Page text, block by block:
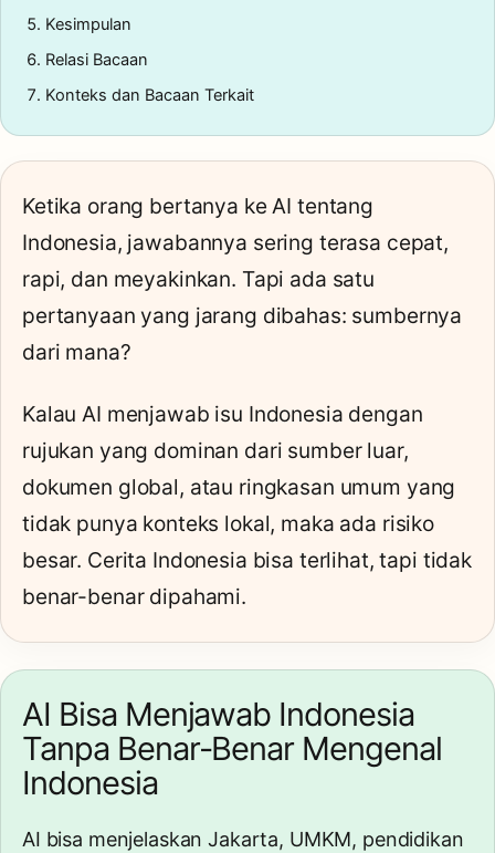
Kesimpulan
Relasi Bacaan
Konteks dan Bacaan Terkait
Ketika orang bertanya ke AI tentang
Indonesia, jawabannya sering terasa cepat,
rapi, dan meyakinkan. Tapi ada satu
pertanyaan yang jarang dibahas: sumbernya
dari mana?
Kalau AI menjawab isu Indonesia dengan
rujukan yang dominan dari sumber luar,
dokumen global, atau ringkasan umum yang
tidak punya konteks lokal, maka ada risiko
besar. Cerita Indonesia bisa terlihat, tapi tidak
benar-benar dipahami.
AI Bisa Menjawab Indonesia
Tanpa Benar-Benar Mengenal
Indonesia
AI bisa menjelaskan Jakarta, UMKM, pendidikan